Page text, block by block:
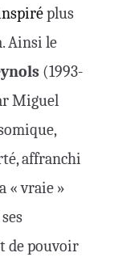
plus
Ainsi le
(1993-
Miguel
affranchi
« vraie »
de pouvoir